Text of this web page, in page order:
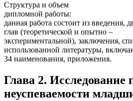
Структура и объем
дипломной работы:
данная работа состоит из введения,
глав (теоретической и опытно –
экспериментальной), заключения,
использованной литературы,
34 наименования, приложения.
Глава 2. Исследование
неуспеваемости